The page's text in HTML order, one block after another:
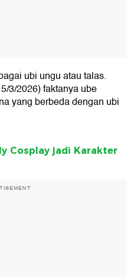
ubi ungu atau talas.
3/2026) faktanya ube
yang berbeda dengan ubi
Cosplay jadi Karakter